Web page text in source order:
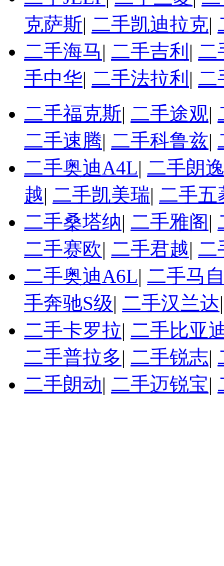
克萨斯| 二手凯迪拉克|
二手海马| 二手吉利 | 二
手中华| 二手法拉利 | 二
二手福克斯| 二手途观|
二手速腾| 二手科鲁兹|
二手奥迪A4L| 二手朗
越| 二手凯美瑞| 二手五
二手桑塔纳| 二手雅阁|
二手赛欧| 二手君越| 二
二手奥迪A6L| 二手马
手奔驰S级| 二手汉兰达
二手卡罗拉| 二手比亚
二手普拉多| 二手锐志|
二手朗动| 二手迈锐宝|